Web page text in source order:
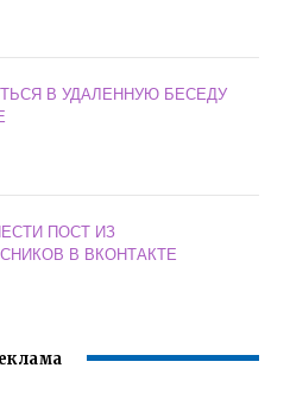
В УДАЛЕННУЮ БЕСЕДУ
ПОСТ ИЗ
В ВКОНТАКТЕ